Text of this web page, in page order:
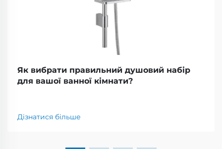
Як вибрати правильний душовий набір
для вашої ванної кімнати?
Дізнатися більше